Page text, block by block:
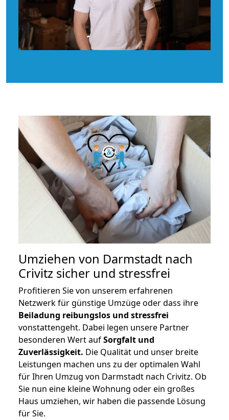
Umziehen von Darmstadt nach
Crivitz sicher und stressfrei
Profitieren Sie von unserem erfahrenen
Netzwerk für günstige Umzüge oder dass ihre
Beiladung reibungslos und stressfrei
vonstattengeht. Dabei legen unsere Partner
besonderen Wert aufSorgfalt und
Zuverlässigkeit. Die Qualität und unser breite
Leistungen machen uns zu der optimalen Wahl
für Ihren Umzug von Darmstadt nach Crivitz. Ob
Sie nun eine kleine Wohnung oder ein großes
Haus umziehen, wir haben die passende Lösung
für Sie.